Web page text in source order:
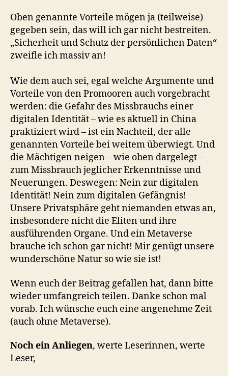
Oben genannte Vorteile mögen ja (teilweise)
gegeben sein, das will ich gar nicht bestreiten.
„Sicherheit und Schutz der persönlichen Daten“
zweifle ich massiv an!
Wie dem auch sei, egal welche Argumente und
Vorteile von den Promooren auch vorgebracht
werden: die Gefahr des Missbrauchs einer
digitalen Identität – wie es aktuell in China
praktiziert wird – ist ein Nachteil, der alle
genannten Vorteile bei weitem überwiegt. Und
die Mächtigen neigen – wie oben dargelegt –
zum Missbrauch jeglicher Erkenntnisse und
Neuerungen. Deswegen: Nein zur digitalen
Identität! Nein zum digitalen Gefängnis!
Unsere Privatsphäre geht niemanden etwas an,
insbesondere nicht die Eliten und ihre
ausführenden Organe. Und ein Metaverse
brauche ich schon gar nicht! Mir genügt unsere
wunderschöne Natur so wie sie ist!
Wenn euch der Beitrag gefallen hat, dann bitte
wieder umfangreich teilen. Danke schon mal
vorab. Ich wünsche euch eine angenehme Zeit
(auch ohne Metaverse).
Noch ein Anliegen, werte Leserinnen, werte
Leser,